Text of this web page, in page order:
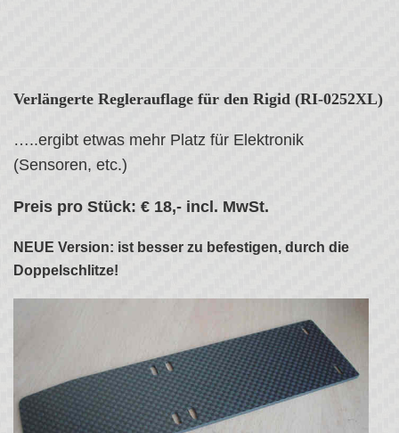
Verlängerte Reglerauflage für den Rigid (RI-0252XL)
…..ergibt etwas mehr Platz für Elektronik
(Sensoren, etc.)
Preis pro Stück: € 18,- incl. MwSt.
NEUE Version: ist besser zu befestigen, durch die
Doppelschlitze!